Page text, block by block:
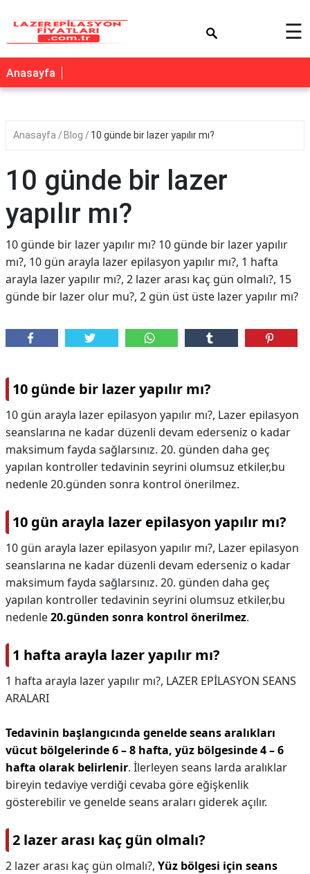
☰
Anasayfa
Anasayfa Blog 10 günde bir lazer yapılır mı?
10 günde bir lazer
yapılır mı?
10 günde bir lazer yapılır mı? 10 günde bir lazer yapılır
mı?, 10 gün arayla lazer epilasyon yapılır mı?, 1 hafta
arayla lazer yapılır mı?, 2 lazer arası kaç gün olmalı?, 15
günde bir lazer olur mu?, 2 gün üst üste lazer yapılır mı?
10 günde bir lazer yapılır mı?
10 gün arayla lazer epilasyon yapılır mı?, Lazer epilasyon
seanslarına ne kadar düzenli devam ederseniz o kadar
maksimum fayda sağlarsınız. 20. günden daha geç
yapılan kontroller tedavinin seyrini olumsuz etkiler,bu
nedenle 20.günden sonra kontrol önerilmez.
10 gün arayla lazer epilasyon yapılır mı?
10 gün arayla lazer epilasyon yapılır mı?, Lazer epilasyon
seanslarına ne kadar düzenli devam ederseniz o kadar
maksimum fayda sağlarsınız. 20. günden daha geç
yapılan kontroller tedavinin seyrini olumsuz etkiler,bu
nedenle20.günden sonra kontrol önerilmez.
1 hafta arayla lazer yapılır mı?
1 hafta arayla lazer yapılır mı?, LAZER EPİLASYON SEANS
ARALARI
Tedavinin başlangıcında genelde seans aralıkları
vücut bölgelerinde 6 – 8 hafta, yüz bölgesinde 4 – 6
hafta olarak belirlenir. İlerleyen seans larda aralıklar
bireyin tedaviye verdiği cevaba göre eğişkenlik
gösterebilir ve genelde seans araları giderek açılır.
2 lazer arası kaç gün olmalı?
2 lazer arası kaç gün olmalı?, Yüz bölgesi için seans